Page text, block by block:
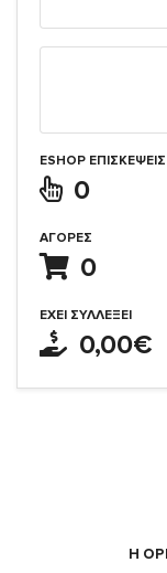
ESHOP ΕΠΙΣΚΈΨΕΙΣ
0
ΑΓΟΡΈΣ
0
ΈΧΕΙ ΣΥΛΛΈΞΕΙ
0,00€
Η